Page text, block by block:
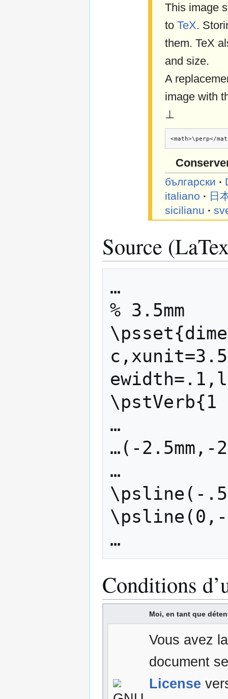
This image
toTeX.
them. TeX
and size.
A
image with
⊥
<math>\perp</
български ∙
italiano ∙ 日
sicilianu ∙
Source
…
% 3.5mm
…
…(-2.5mm,-
…
\psline(-
\psline(0,-
Conditions
Moi, en tant que
Vous avez
document
License